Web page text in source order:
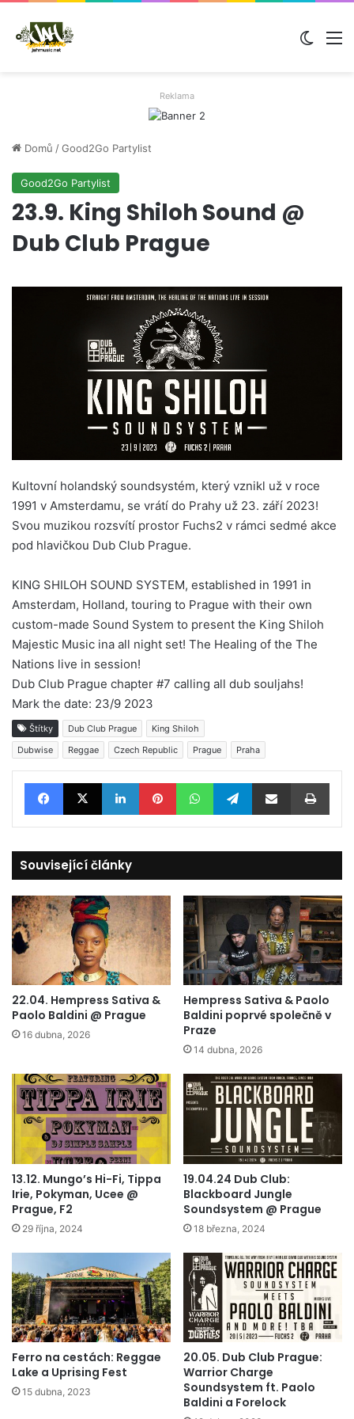
Reklama
Domů /Good2Go Partylist
Good2Go Partylist
23.9. King Shiloh Sound @
Dub Club Prague
Kultovní holandský soundsystém, který vznikl už v roce
1991 v Amsterdamu, se vrátí do Prahy už 23. září 2023!
Svou muzikou rozsvítí prostor Fuchs2 v rámci sedmé akce
pod hlavičkou Dub Club Prague.
KING SHILOH SOUND SYSTEM, established in 1991 in
Amsterdam, Holland, touring to Prague with their own
custom-made Sound System to present the King Shiloh
Majestic Music ina all night set! The Healing of the The
Nations live in session!
Dub Club Prague chapter #7 calling all dub souljahs!
Mark the date: 23/9 2023
Štítky Dub Club Prague
King Shiloh
Dubwise
Reggae Czech Republic Prague Praha
Facebook X LinkedIn Pinterest WhatsApp Telegram Sdílet e-mailem
Související články
22.04. Hempress Sativa &
Paolo Baldini @ Prague
16 dubna, 2026
Hempress Sativa & Paolo
Baldini poprvé společně v
Praze
14 dubna, 2026
13.12. Mungo’s Hi-Fi, Tippa
Irie, Pokyman, Ucee @
Prague, F2
29 října, 2024
19.04.24 Dub Club:
Blackboard Jungle
Soundsystem @ Prague
18 března, 2024
Ferro na cestách: Reggae
Lake a Uprising Fest
15 dubna, 2023
20.05. Dub Club Prague:
Warrior Charge
Soundsystem ft. Paolo
Baldini a Forelock